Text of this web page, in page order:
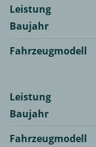
Leistung
Baujahr
Fahrzeugmodell
Leistung
Baujahr
Fahrzeugmodell